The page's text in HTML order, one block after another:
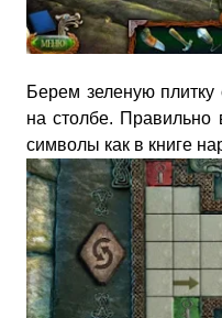
Берем зеленую
на столбе. Правильно
символы как в книге